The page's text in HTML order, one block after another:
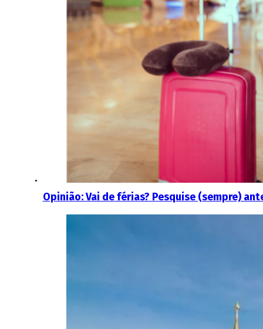
Opinião: Vai de férias? Pesquise (sempre)